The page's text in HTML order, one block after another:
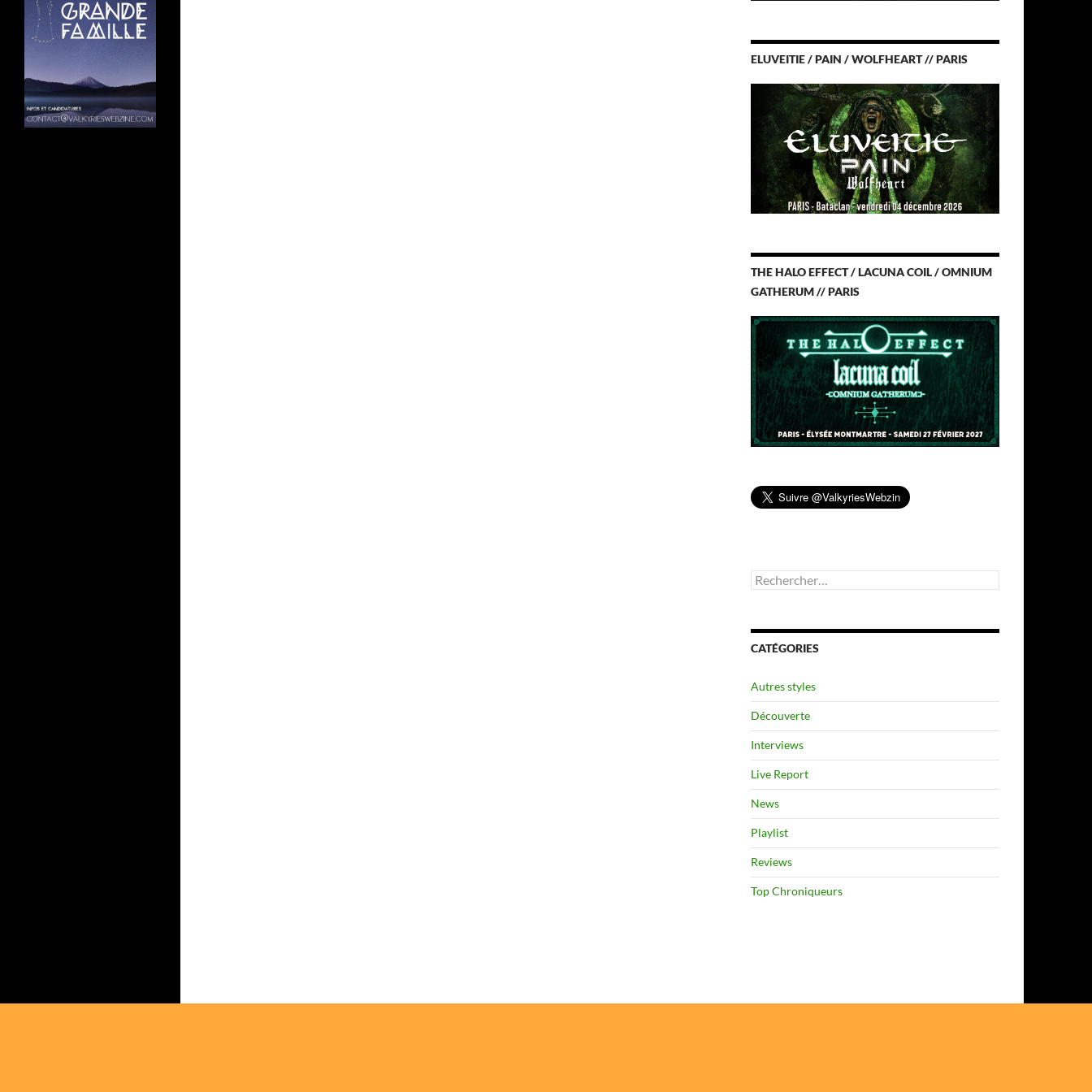
ELUVEITIE / PAIN / WOLFHEART // PARIS
THE HALO EFFECT / LACUNA COIL / OMNIUM
GATHERUM // PARIS
Rechercher :
CATÉGORIES
Autres styles
Découverte
Interviews
Live Report
News
Playlist
Reviews
Top Chroniqueurs